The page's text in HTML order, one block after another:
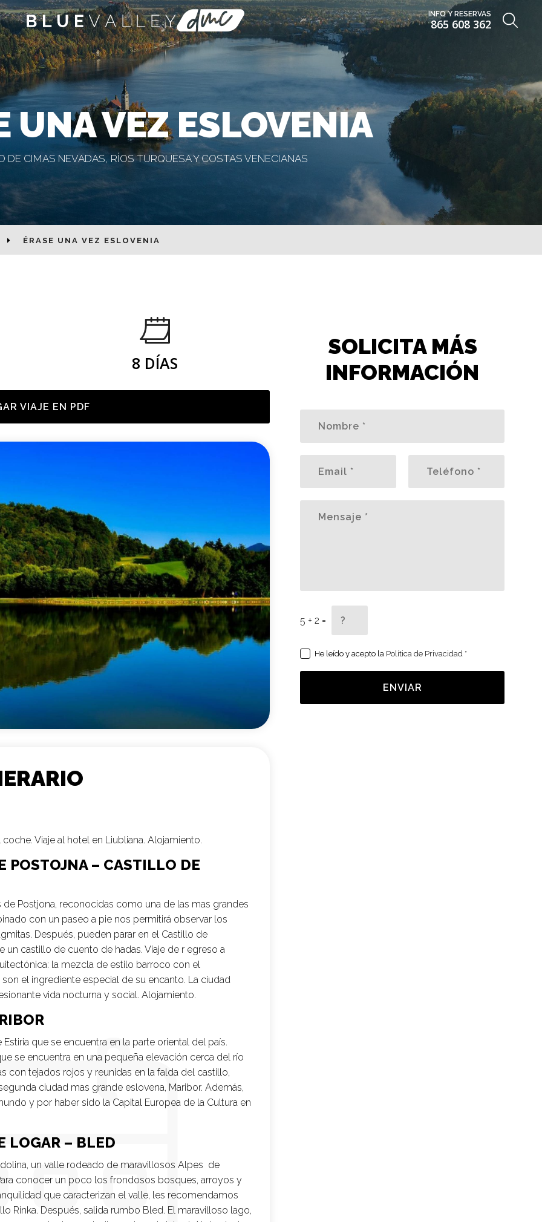
INFO Y RESERVAS
865 608 362
UNA VEZ ESLOVENIA
DE CIMAS NEVADAS, RÍOS TURQUESA Y COSTAS VENECIANAS
ÉRASE UNA VEZ ESLOVENIA
8 DÍAS
VIAJE EN PDF
Viaje al hotel en Liubliana. Alojamiento.
POSTOJNA – CASTILLO DE
de Postjona, reconocidas como una de las mas grandes
con un paseo a pie nos permitirá observar los
Después, pueden parar en el Castillo de
un castillo de cuento de hadas. Viaje de r egreso a
la mezcla de estilo barroco con el
el ingrediente especial de su encanto. La ciudad
vida nocturna y social. Alojamiento.
que se encuentra en la parte oriental del país.
se encuentra en una pequeña elevación cerca del río
con tejados rojos y reunidas en la falda del castillo,
ciudad mas grande eslovena, Maribor. Además,
y por haber sido la Capital Europea de la Cultura en
LOGAR – BLED
un valle rodeado de maravillosos Alpes de
conocer un poco los frondosos bosques, arroyos y
que caracterizan el valle, les recomendamos
Rinka. Después, salida rumbo Bled. El maravilloso lago,
SOLICITA MÁS
INFORMACIÓN
5 + 2 =
He leído y acepto la Política de Privacidad *
ENVIAR